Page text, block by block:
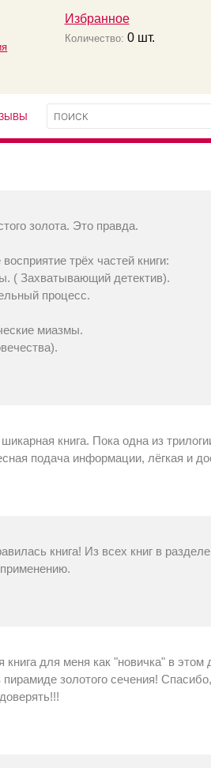
Избранное
Количество: 0шт.
золота. Это правда.
трёх частей книги:
( Захватывающий детектив).
процесс.
миазмы.
книга. Пока одна из
подача информации, лёгкая и
книга! Из всех книг в
книга для меня как "новичка" в
пирамиде золотого сечения!